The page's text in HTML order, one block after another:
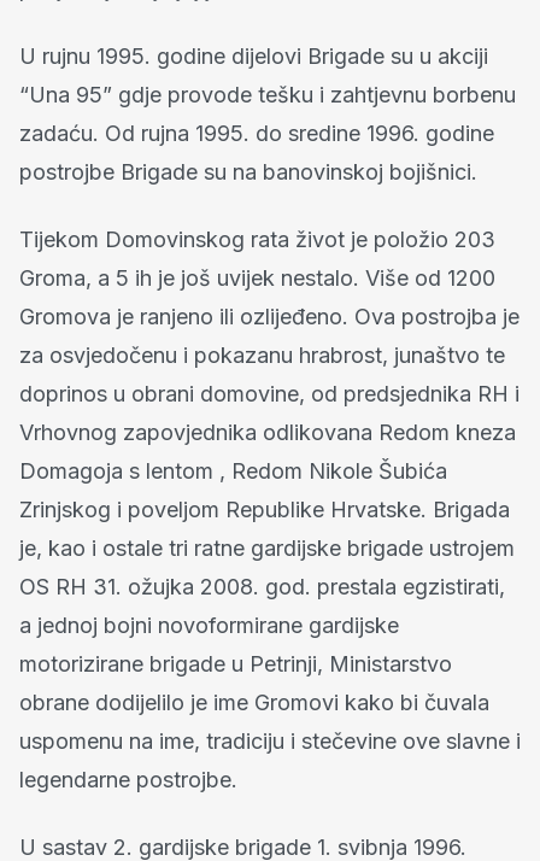
U rujnu 1995. godine dijelovi Brigade su u akciji
“Una 95” gdje provode tešku i zahtjevnu borbenu
zadaću. Od rujna 1995. do sredine 1996. godine
postrojbe Brigade su na banovinskoj bojišnici.
Tijekom Domovinskog rata život je položio 203
Groma, a 5 ih je još uvijek nestalo. Više od 1200
Gromova je ranjeno ili ozlijeđeno. Ova postrojba je
za osvjedočenu i pokazanu hrabrost, junaštvo te
doprinos u obrani domovine, od predsjednika RH i
Vrhovnog zapovjednika odlikovana Redom kneza
Domagoja s lentom , Redom Nikole Šubića
Zrinjskog i poveljom Republike Hrvatske. Brigada
je, kao i ostale tri ratne gardijske brigade ustrojem
OS RH 31. ožujka 2008. god. prestala egzistirati,
a jednoj bojni novoformirane gardijske
motorizirane brigade u Petrinji, Ministarstvo
obrane dodijelilo je ime Gromovi kako bi čuvala
uspomenu na ime, tradiciju i stečevine ove slavne i
legendarne postrojbe.
U sastav 2. gardijske brigade 1. svibnja 1996.